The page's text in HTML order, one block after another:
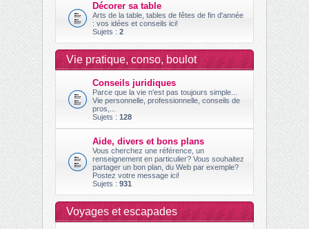
Décorer sa table
Arts de la table, tables de fêtes de fin d'année
: vos idées et conseils ici!
Sujets : 2
Vie pratique, conso, boulot
Conseils juridiques
Parce que la vie n'est pas toujours simple...
Vie personnelle, professionnelle, conseils de
pros,...
Sujets : 128
Aide, divers et bons plans
Vous cherchez une référence, un
renseignement en particulier? Vous souhaitez
partager un bon plan, du Web par exemple?
Postez votre message ici!
Sujets : 931
Voyages et escapades